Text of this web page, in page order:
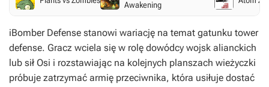
Awakening
iBomber Defense stanowi wariację na temat gatunku tower
defense. Gracz wciela się w rolę dowódcy wojsk alianckich
lub sił Osi i rozstawiając na kolejnych planszach wieżyczki
próbuje zatrzymać armię przeciwnika, która usiłuje dostać